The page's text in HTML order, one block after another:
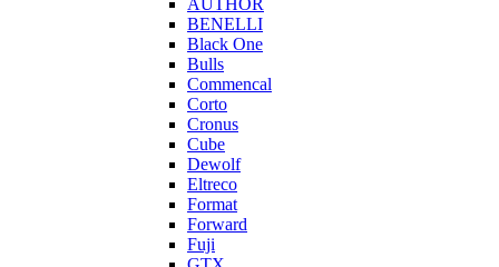
AUTHOR
BENELLI
Black One
Bulls
Commencal
Corto
Cronus
Cube
Dewolf
Eltreco
Format
Forward
Fuji